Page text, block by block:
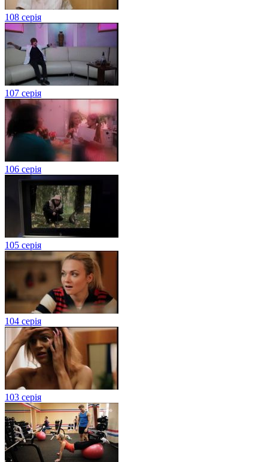
108 серія
107 серія
106 серія
105 серія
104 серія
103 серія